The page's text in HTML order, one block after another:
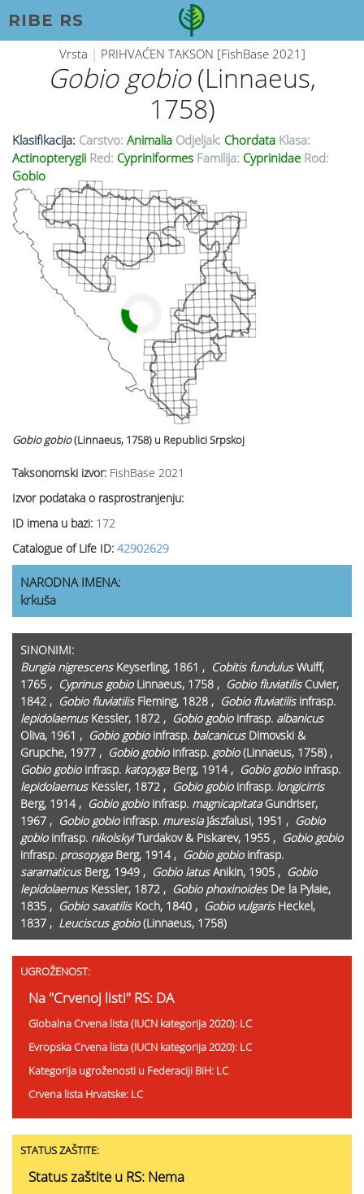
RIBE RS
Vrsta | PRIHVAĆEN TAKSON [FishBase 2021]
Gobio gobio(Linnaeus,
1758)
Klasifikacija: Carstvo: Animalia Odjeljak: Chordata Klasa:
Actinopterygii Red: Cypriniformes Familija: Cyprinidae Rod:
Gobio
Taksonomski izvor: FishBase 2021
Izvor podataka o rasprostranjenju:
ID imena u bazi: 172
Catalogue of Life ID: 42902629
Gobio gobio(Linnaeus, 1758) u Republici Srpskoj
NARODNA IMENA:
krkuša
SINONIMI:
Bungia nigrescens Keyserling, 1861 , Cobitis fundulusWulff,
1765 , Cyprinus gobio Linnaeus, 1758 , Gobio fluviatilis Cuvier,
1842 , Gobio fluviatilis Fleming, 1828 , Gobio fluviatilis infrasp.
lepidolaemusKessler, 1872 , Gobio gobio infrasp. albanicus
Oliva, 1961 , Gobio gobio infrasp. balcanicusDimovski &
Grupche, 1977 , Gobio gobio infrasp. gobio(Linnaeus, 1758) ,
Gobio gobio infrasp. katopygaBerg, 1914 , Gobio gobio infrasp.
lepidolaemusKessler, 1872 , Gobio gobio infrasp. longicirris
Berg, 1914 , Gobio gobio infrasp. magnicapitataGundriser,
1967 , Gobio gobio infrasp. muresiaJászfalusi, 1951 , Gobio
gobio infrasp. nikolskyiTurdakov & Piskarev, 1955 , Gobio gobio
infrasp. prosopygaBerg, 1914 , Gobio gobio infrasp.
saramaticusBerg, 1949 , Gobio latusAnikin, 1905 , Gobio
lepidolaemus Kessler, 1872 , Gobio phoxinoides De la Pylaie,
1835 , Gobio saxatilis Koch, 1840 , Gobio vulgaris Heckel,
1837 , Leuciscus gobio(Linnaeus, 1758)
UGROŽENOST:
Na "Crvenoj listi" RS: DA
Globalna Crvena lista (IUCN kategorija 2020): LC
Evropska Crvena lista (IUCN kategorija 2020): LC
Kategorija ugroženosti u Federaciji BiH: LC
Crvena lista Hrvatske: LC
STATUS ZAŠTITE:
Status zaštite u RS: Nema